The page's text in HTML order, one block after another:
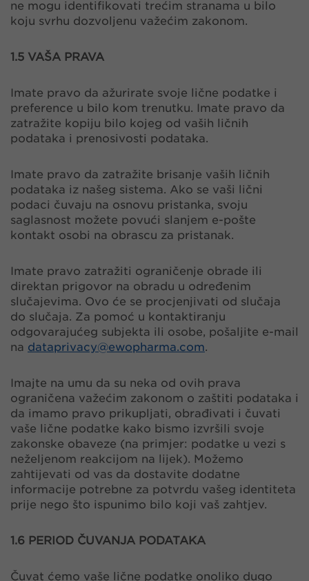
ne mogu identifikovati trećim stranama u bilo
koju svrhu dozvoljenu važećim zakonom.
​​​​​​​1.5 VAŠA PRAVA
Imate pravo da ažurirate svoje lične podatke i
preference u bilo kom trenutku. Imate pravo da
zatražite kopiju bilo kojeg od vaših ličnih
podataka i prenosivosti podataka.
Imate pravo da zatražite brisanje vaših ličnih
podataka iz našeg sistema. Ako se vaši lični
podaci čuvaju na osnovu pristanka, svoju
saglasnost možete povući slanjem e-pošte
kontakt osobi na obrascu za pristanak.
Imate pravo zatražiti ograničenje obrade ili
direktan prigovor na obradu u određenim
slučajevima. Ovo će se procjenjivati od slučaja
do slučaja. Za pomoć u kontaktiranju
odgovarajućeg subjekta ili osobe, pošaljite e-mail
na dataprivacy@ewopharma.com.
Imajte na umu da su neka od ovih prava
ograničena važećim zakonom o zaštiti podataka i
da imamo pravo prikupljati, obrađivati i čuvati
vaše lične podatke kako bismo izvršili svoje
zakonske obaveze (na primjer: podatke u vezi s
neželjenom reakcijom na lijek). Možemo
zahtijevati od vas da dostavite dodatne
informacije potrebne za potvrdu vašeg identiteta
prije nego što ispunimo bilo koji vaš zahtjev.
​​​​​​​​​​​​​​1.6 PERIOD ČUVANJA PODATAKA
Čuvat ćemo vaše lične podatke onoliko dugo